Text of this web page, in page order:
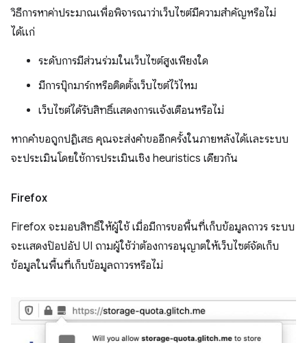
วิธีการหาค่าประมาณเพื่อพิจารณาว่าเว็บไซต์มีความสำคัญหรือไม่
ได้แก่
ระดับการมีส่วนร่วมในเว็บไซต์สูงเพียงใด
มีการบุ๊กมาร์กหรือติดตั้งเว็บไซต์ไว้ไหม
เว็บไซต์ได้รับสิทธิ์แสดงการแจ้งเตือนหรือไม่
หากคำขอถูกปฏิเสธ คุณจะส่งคำขออีกครั้งในภายหลังได้และระบบ
จะประเมินโดยใช้การประเมินเชิง heuristics เดียวกัน
Firefox
Firefox จะมอบสิทธิ์ให้ผู้ใช้ เมื่อมีการขอพื้นที่เก็บข้อมูลถาวร ระบบ
จะแสดงป๊อปอัป UI ถามผู้ใช้ว่าต้องการอนุญาตให้เว็บไซต์จัดเก็บ
ข้อมูลในพื้นที่เก็บข้อมูลถาวรหรือไม่